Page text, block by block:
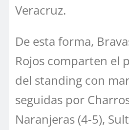
Veracruz.
De esta forma,
Rojos comparten el
del standing con
seguidas por
Naranjeras (4-5),